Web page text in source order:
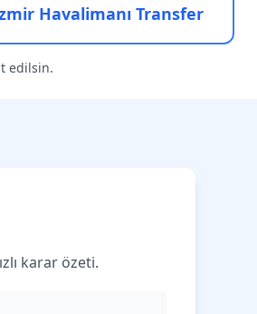
Havalimanı Transfer
edilsin.
karar özeti.